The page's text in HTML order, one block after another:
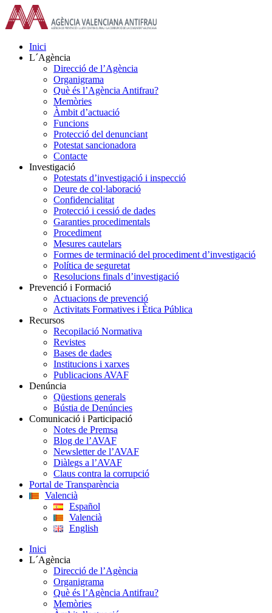
Skip
to
content
Inici
L´Agència
Direcció de l’Agència
Organigrama
Què és l’Agència Antifrau?
Memòries
Àmbit d’actuació
Funcions
Protecció del denunciant
Potestat sancionadora
Contacte
Investigació
Potestats d’investigació i inspecció
Deure de col·laboració
Confidencialitat
Protecció i cessió de dades
Garanties procedimentals
Procediment
Mesures cautelars
Formes de terminació del procediment d’investigació
Política de seguretat
Resolucions finals d’investigació
Prevenció i Formació
Actuacions de prevenció
Activitats Formatives i Ètica Pública
Recursos
Recopilació Normativa
Revistes
Bases de dades
Institucions i xarxes
Publicacions AVAF
Denúncia
Qüestions generals
Bústia de Denúncies
Comunicació i Participació
Notes de Premsa
Blog de l’AVAF
Newsletter de l’AVAF
Diàlegs a l’AVAF
Claus contra la corrupció
Portal de Transparència
Valencià
Español
Valencià
English
Inici
L´Agència
Direcció de l’Agència
Organigrama
Què és l’Agència Antifrau?
Memòries